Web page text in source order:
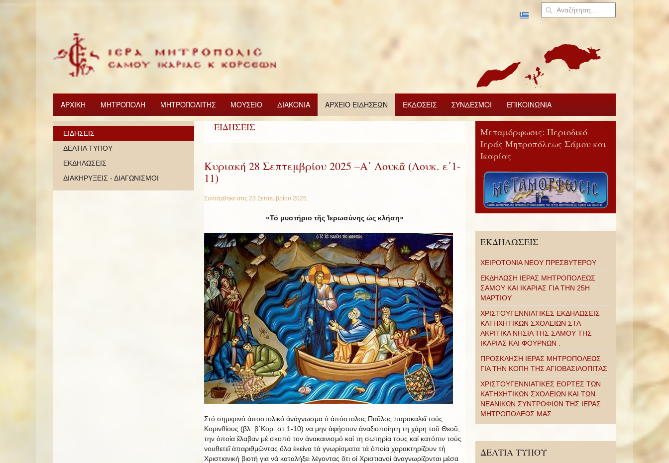
ΑΡΧΙΚΗ ΜΗΤΡΟΠΟΛΗ ΜΗΤΡΟΠΟΛΙΤΗΣ ΜΟΥΣΕΙΟ ΔΙΑΚΟΝΙΑ ΑΡΧΕΙΟ ΕΙΔΗΣΕΩΝ ΕΚΔΟΣΕΙΣ ΣΥΝΔΕΣΜΟΙ ΕΠΙΚΟΙΝΩΝΙΑ
ΕΙΔΗΣΕΙΣ
Κυριακή 28 Σεπτεμβρίου 2025 –Α΄ Λουκᾶ (Λουκ. ε΄1-
11)
Συντάχθηκε στις 23 Σεπτεμβρίου 2025.
«Τό μυστήριο τῆς Ἱερωσύνης ὡς κλήση»
Στό σημερινό ἀποστολικό ἀνάγνωσμα ὁ ἀπόστολος Παῦλος παρακαλεῖ τούς
Κορινθίους (βλ. β΄Κορ. στ 1-10) να μην ἀφήσουν ἀναξιοποίητη τη χάρη τοῦ Θεοῦ,
την ὁποία ἔλαβαν μέ σκοπό τον ἀνακαινισμό καί τη σωτηρία τους καί κατόπιν τούς
νουθετεῖ ἀπαριθμῶντας ὅλα ἐκείνα τά γνωρίσματα τά ὁποία χαρακτηρίζουν τή
Χριστιανική βιοτή για νά καταλήξει λέγοντας ὅτι οἱ Χριστιανοί ἀναγνωρίζονται μέσα
ΕΙΔΗΣΕΙΣ
ΔΕΛΤΙΑ ΤΥΠΟΥ
ΕΚΔΗΛΩΣΕΙΣ
ΔΙΑΚΗΡΥΞΕΙΣ - ΔΙΑΓΩΝΙΣΜΟΙ
Μεταμόρφωσις: Περιοδικό
Ιεράς Μητροπόλεως Σάμου και
Ικαρίας
ΕΚΔΗΛΩΣΕΙΣ
ΧΕΙΡΟΤΟΝΙΑ ΝΕΟΥ ΠΡΕΣΒΥΤΕΡΟΥ
ΕΚΔΗΛΩΣΗ ΙΕΡΑΣ ΜΗΤΡΟΠΟΛΕΩΣ
ΣΑΜΟΥ ΚΑΙ ΙΚΑΡΙΑΣ ΓΙΑ ΤΗΝ 25Η
ΜΑΡΤΙΟΥ
ΧΡΙΣΤΟΥΓΕΝΝΙΑΤΙΚΕΣ ΕΚΔΗΛΩΣΕΙΣ
ΚΑΤΗΧΗΤΙΚΩΝ ΣΧΟΛΕΙΩΝ ΣΤΑ
ΑΚΡΙΤΙΚΑ ΝΗΣΙΑ ΤΗΣ ΣΑΜΟΥ ΤΗΣ
ΙΚΑΡΙΑΣ ΚΑΙ ΦΟΥΡΝΩΝ .
ΠΡΟΣΚΛΗΣΗ ΙΕΡΑΣ ΜΗΤΡΟΠΟΛΕΩΣ
ΓΙΑ ΤΗΝ ΚΟΠΗ ΤΗΣ ΑΓΙΟΒΑΣΙΛΟΠΙΤΑΣ
ΧΡΙΣΤΟΥΓΕΝΝΙΑΤΙΚΕΣ ΕΟΡΤΕΣ ΤΩΝ
ΚΑΤΗΧΗΤΙΚΩΝ ΣΧΟΛΕΙΩΝ ΚΑΙ ΤΩΝ
ΝΕΑΝΙΚΩΝ ΣΥΝΤΡΟΦΙΩΝ ΤΗΣ ΙΕΡΑΣ
ΜΗΤΡΟΠΟΛΕΩΣ ΜΑΣ.
ΔΕΛΤΙΑ ΤΥΠΟΥ